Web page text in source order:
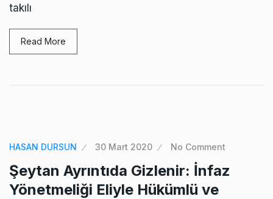
takılı
Read More
HASAN DURSUN 30 Mart 2020 No Comment
Şeytan Ayrıntıda Gizlenir: İnfaz
Yönetmeliği Eliyle Hükümlü ve